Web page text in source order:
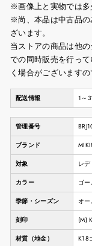
※画像上と実物では多
※尚、本品は中古品
ざいます。
当ストアの商品は他
での同時販売を行っ
く場合がございますの
配送情報 1～
管理番号
ブランド
対象 レ
カラー ゴ
季節・シーズン オー
刻印 (M)
材質（地金） K18